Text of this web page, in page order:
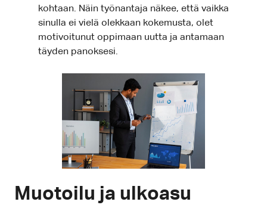
kohtaan. Näin työnantaja näkee, että vaikka
sinulla ei vielä olekkaan kokemusta, olet
motivoitunut oppimaan uutta ja antamaan
täyden panoksesi.
Muotoilu ja ulkoasu